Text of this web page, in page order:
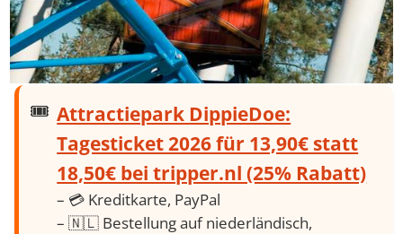
Attractiepark DippieDoe:
Tagesticket 2026 für 13,90€ statt
18,50€ bei tripper.nl (25% Rabatt)
– 💳 Kreditkarte, PayPal
– 🇳🇱 Bestellung auf niederländisch,